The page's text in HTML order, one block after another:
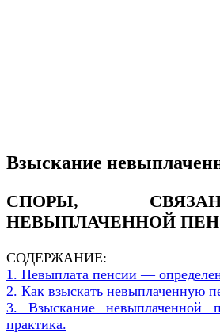
Взыскание
СПОРЫ,
НЕВЫПЛАЧЕННОЙ
СОДЕРЖАНИЕ:
1. Невыплата пенсии —
2. Как взыскать невыплаченную
3. Взыскание невыплаченной
практика.